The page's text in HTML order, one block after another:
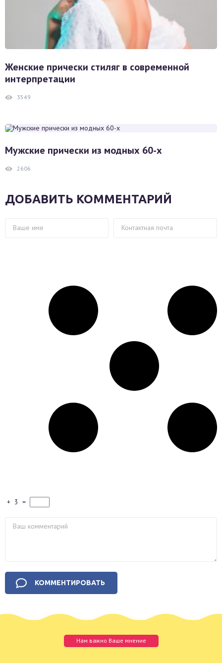
Женские прически стиляг в современной
интерпретации
3549
Мужские прически из модных 60-х
2606
ДОБАВИТЬ КОММЕНТАРИЙ
+ 3 =
Нам важно Ваше мнение